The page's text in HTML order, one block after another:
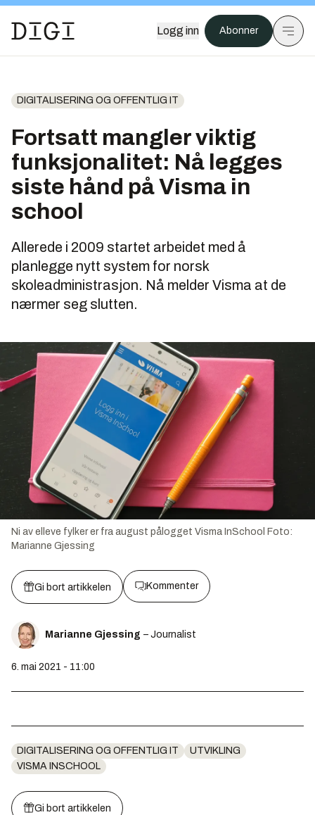
Logg inn Abonner
DIGITALISERING OG OFFENTLIG IT
Fortsatt mangler viktig
funksjonalitet: Nå legges
siste hånd på Visma in
school
Allerede i 2009 startet arbeidet med å
planlegge nytt system for norsk
skoleadministrasjon. Nå melder Visma at de
nærmer seg slutten.
Ni av elleve fylker er fra august pålogget Visma InSchool Foto:
Marianne Gjessing
Gi bort artikkelen Kommenter
Marianne Gjessing – Journalist
6. mai 2021 - 11:00
DIGITALISERING OG OFFENTLIG IT
UTVIKLING
VISMA INSCHOOL
Gi bort artikkelen